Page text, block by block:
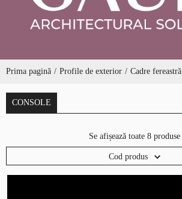
Prima pagină Profile de exterior Cadre fereastră
CONSOLE
Se afișează toate 8 produse
Cod produs